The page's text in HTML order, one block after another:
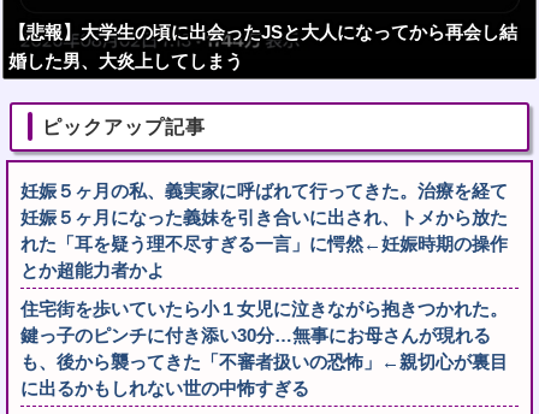
【悲報】大学生の頃に出会ったJSと大人になってから再会し結
婚した男、大炎上してしまう
ピックアップ記事
妊娠５ヶ月の私、義実家に呼ばれて行ってきた。治療を経て
妊娠５ヶ月になった義妹を引き合いに出され、トメから放た
れた「耳を疑う理不尽すぎる一言」に愕然←妊娠時期の操作
とか超能力者かよ
住宅街を歩いていたら小１女児に泣きながら抱きつかれた。
鍵っ子のピンチに付き添い30分…無事にお母さんが現れる
も、後から襲ってきた「不審者扱いの恐怖」←親切心が裏目
に出るかもしれない世の中怖すぎる